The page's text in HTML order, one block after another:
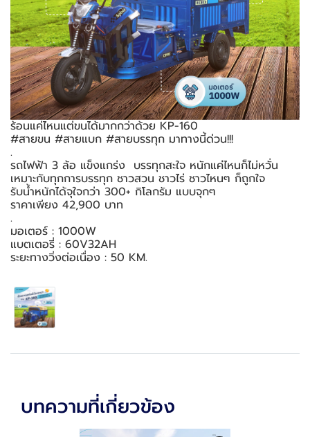
ร้อนแค่ไหนแต่ขนได้มากกว่าด้วย KP-160
#สายขน #สายแบก #สายบรรทุก มาทางนี้ด่วน!!!
.
รถไฟฟ้า 3 ล้อ แข็งแกร่ง บรรทุกสะใจ หนักแค่ไหนก็ไม่หวั่น
เหมาะกับทุกการบรรทุก ชาวสวน ชาวไร่ ชาวไหนๆ ก็ถูกใจ
รับน้ำหนักได้จุใจกว่า 300+ กิโลกรัม แบบจุกๆ
ราคาเพียง 42,900 บาท
.
มอเตอร์ : 1000W
แบตเตอรี่ : 60V32AH
ระยะทางวิ่งต่อเนื่อง : 50 KM.
บทความที่เกี่ยวข้อง